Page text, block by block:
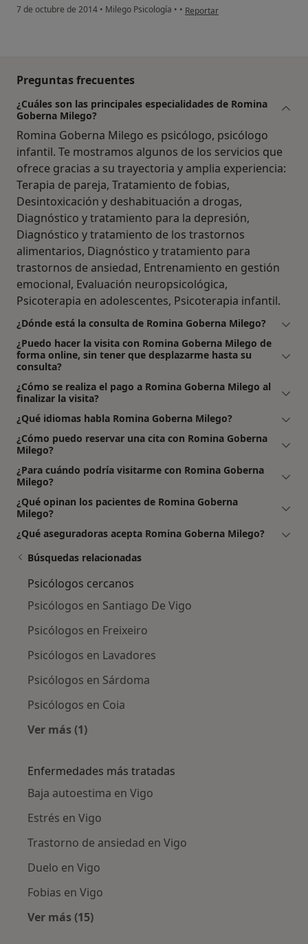
7 de octubre de 2014 • Milego Psicología • • en opinión del usuario paciente
Reportar
Preguntas frecuentes
¿Cuáles son las principales especialidades de Romina
Goberna Milego?
Romina Goberna Milego es psicólogo, psicólogo
infantil. Te mostramos algunos de los servicios que
ofrece gracias a su trayectoria y amplia experiencia:
Terapia de pareja, Tratamiento de fobias,
Desintoxicación y deshabituación a drogas,
Diagnóstico y tratamiento para la depresión,
Diagnóstico y tratamiento de los trastornos
alimentarios, Diagnóstico y tratamiento para
trastornos de ansiedad, Entrenamiento en gestión
emocional, Evaluación neuropsicológica,
Psicoterapia en adolescentes, Psicoterapia infantil.
¿Dónde está la consulta de Romina Goberna Milego?
¿Puedo hacer la visita con Romina Goberna Milego de
forma online, sin tener que desplazarme hasta su
consulta?
¿Cómo se realiza el pago a Romina Goberna Milego al
finalizar la visita?
¿Qué idiomas habla Romina Goberna Milego?
¿Cómo puedo reservar una cita con Romina Goberna
Milego?
¿Para cuándo podría visitarme con Romina Goberna
Milego?
¿Qué opinan los pacientes de Romina Goberna
Milego?
¿Qué aseguradoras acepta Romina Goberna Milego?
Búsquedas relacionadas
Psicólogos cercanos
Psicólogos en Santiago De Vigo
Psicólogos en Freixeiro
Psicólogos en Lavadores
Psicólogos en Sárdoma
Psicólogos en Coia
Ver más (1)
Enfermedades más tratadas
Baja autoestima en Vigo
Estrés en Vigo
Trastorno de ansiedad en Vigo
Duelo en Vigo
Fobias en Vigo
Ver más (15)